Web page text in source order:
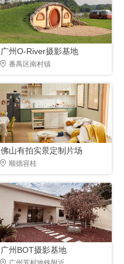
广州O-River摄影基地
番禺区南村镇
佛山有拍实景定制片场
顺德容桂
广州BOT摄影基地